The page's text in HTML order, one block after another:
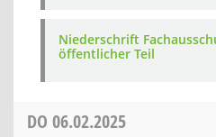
Niederschrift
öffentlicher Teil
DO 06.02.2025